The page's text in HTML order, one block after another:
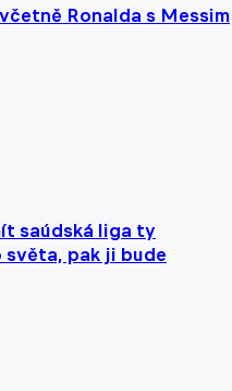
Ronalda s Messim
saúdská liga ty
pak ji bude